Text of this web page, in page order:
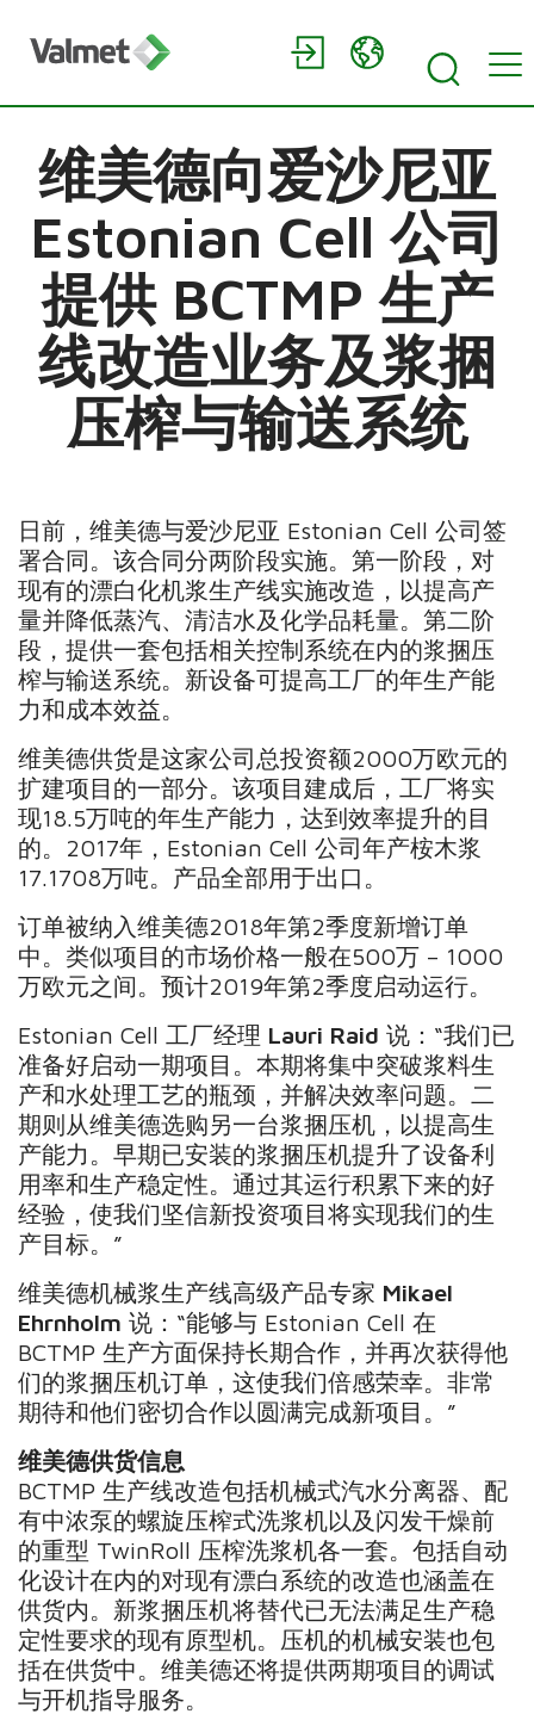
维美德向爱沙尼亚
Estonian Cell 公司
提供 BCTMP 生产
线改造业务及浆捆
压榨与输送系统
日前，维美德与爱沙尼亚 Estonian Cell 公司签
署合同。该合同分两阶段实施。第一阶段，对
现有的漂白化机浆生产线实施改造，以提高产
量并降低蒸汽、清洁水及化学品耗量。第二阶
段，提供一套包括相关控制系统在内的浆捆压
榨与输送系统。新设备可提高工厂的年生产能
力和成本效益。
维美德供货是这家公司总投资额2000万欧元的
扩建项目的一部分。该项目建成后，工厂将实
现18.5万吨的年生产能力，达到效率提升的目
的。2017年，Estonian Cell 公司年产桉木浆
17.1708万吨。产品全部用于出口。
订单被纳入维美德2018年第2季度新增订单
中。类似项目的市场价格一般在500万 – 1000
万欧元之间。预计2019年第2季度启动运行。
Estonian Cell 工厂经理 Lauri Raid 说：“我们已
准备好启动一期项目。本期将集中突破浆料生
产和水处理工艺的瓶颈，并解决效率问题。二
期则从维美德选购另一台浆捆压机，以提高生
产能力。早期已安装的浆捆压机提升了设备利
用率和生产稳定性。通过其运行积累下来的好
经验，使我们坚信新投资项目将实现我们的生
产目标。”
维美德机械浆生产线高级产品专家 Mikael
Ehrnholm 说：“能够与 Estonian Cell 在
BCTMP 生产方面保持长期合作，并再次获得他
们的浆捆压机订单，这使我们倍感荣幸。非常
期待和他们密切合作以圆满完成新项目。”
维美德供货信息
BCTMP 生产线改造包括机械式汽水分离器、配
有中浓泵的螺旋压榨式洗浆机以及闪发干燥前
的重型 TwinRoll 压榨洗浆机各一套。包括自动
化设计在内的对现有漂白系统的改造也涵盖在
供货内。新浆捆压机将替代已无法满足生产稳
定性要求的现有原型机。压机的机械安装也包
括在供货中。维美德还将提供两期项目的调试
与开机指导服务。